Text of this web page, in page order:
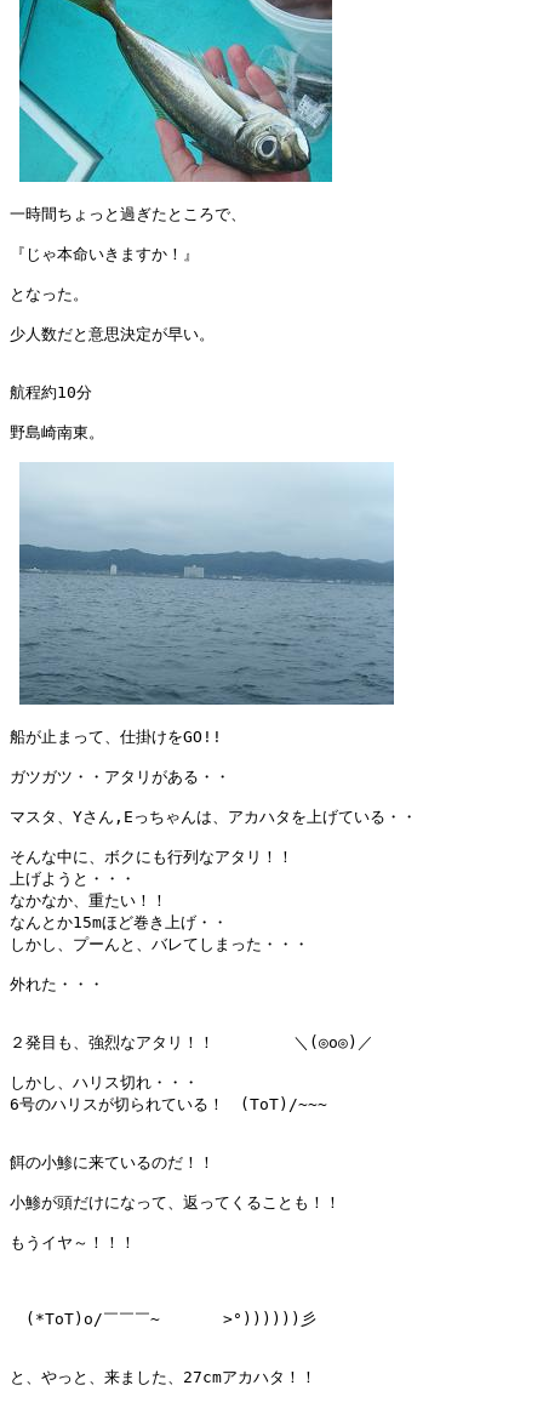
一時間ちょっと過ぎたところで、
『じゃ本命いきますか！』
となった。
少人数だと意思決定が早い。
航程約10分
野島崎南東。
船が止まって、仕掛けをGO!!
ガツガツ・・アタリがある・・
マスタ、Yさん,Eっちゃんは、アカハタを上げている・・
そんな中に、ボクにも行列なアタリ！！
上げようと・・・
なかなか、重たい！！
なんとか15mほど巻き上げ・・
しかし、プーんと、バレてしまった・・・
外れた・・・
２発目も、強烈なアタリ！！　　　　　＼(◎o◎)／
しかし、ハリス切れ・・・
6号のハリスが切られている！　(ToT)/~~~
餌の小鯵に来ているのだ！！
小鯵が頭だけになって、返ってくることも！！
もうイヤ～！！！
(*ToT)o/￣￣￣~　　　　>°))))))彡
と、やっと、来ました、27cmアカハタ！！